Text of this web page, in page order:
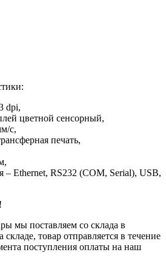
dpi,
цветной сенсорный,
с,
печать,
Ethernet, RS232 (COM, Serial), USB,
мы поставляем со склада в
товар отправляется в течение
поступления оплаты на наш